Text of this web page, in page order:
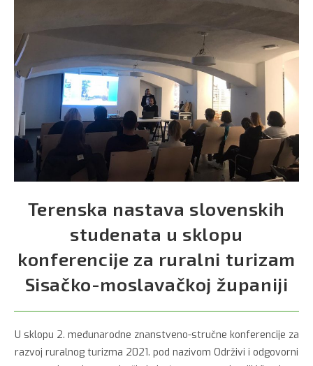
Terenska nastava slovenskih
studenata u sklopu
konferencije za ruralni turizam
Sisačko-moslavačkoj županiji
U sklopu 2. međunarodne znanstveno-stručne konferencije za
razvoj ruralnog turizma 2021. pod nazivom Održivi i odgovorni